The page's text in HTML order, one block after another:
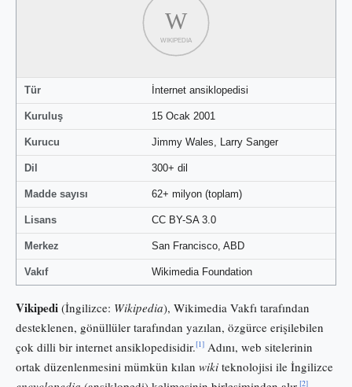
W
WIKIPEDIA
Tür İnternet ansiklopedisi
Kuruluş 15 Ocak 2001
Kurucu Jimmy Wales, Larry Sanger
Dil 300+ dil
Madde sayısı 62+ milyon (toplam)
Lisans CC BY-SA 3.0
Merkez San Francisco, ABD
Vakıf Wikimedia Foundation
Vikipedi (İngilizce: Wikipedia), Wikimedia Vakfı tarafından
desteklenen, gönüllüler tarafından yazılan, özgürce erişilebilen
çok dilli bir internet ansiklopedisidir.[1] Adını, web sitelerinin
ortak düzenlenmesini mümkün kılan wiki teknolojisi ile İngilizce
[2]